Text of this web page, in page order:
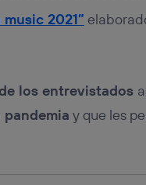
2021”
los entrevistados
y que les
el uso de la
del usuario del
Utiq
la política de